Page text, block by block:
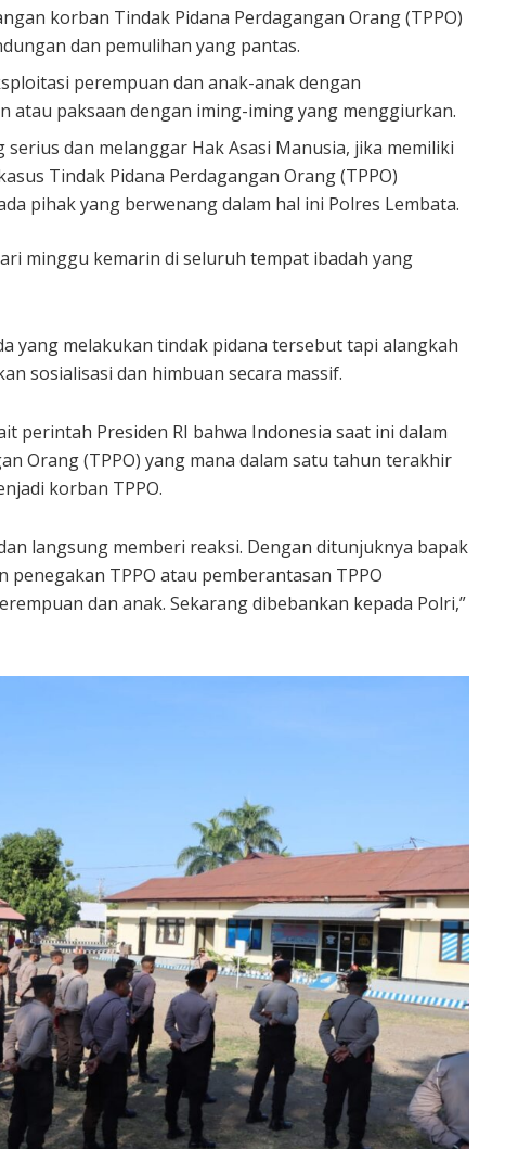
korban Tindak Pidana Perdagangan Orang (TPPO)
dan pemulihan yang pantas.
perempuan dan anak-anak dengan
atau paksaan dengan iming-iming yang menggiurkan.
serius dan melanggar Hak Asasi Manusia, jika memiliki
Tindak Pidana Perdagangan Orang (TPPO)
pihak yang berwenang dalam hal ini Polres Lembata.
minggu kemarin di seluruh tempat ibadah yang
yang melakukan tindak pidana tersebut tapi alangkah
sosialisasi dan himbuan secara massif.
perintah Presiden RI bahwa Indonesia saat ini dalam
Orang (TPPO) yang mana dalam satu tahun terakhir
korban TPPO.
langsung memberi reaksi. Dengan ditunjuknya bapak
TPPO atau pemberantasan TPPO
dan anak. Sekarang dibebankan kepada Polri,”